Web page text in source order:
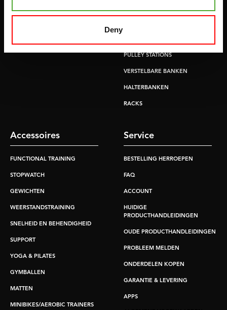
Deny
PULLEY STATIONS
VERSTELBARE BANKEN
HALTERBANKEN
RACKS
Accessoires
FUNCTIONAL TRAINING
STOPWATCH
GEWICHTEN
WEERSTANDSTRAINING
SNELHEID EN BEHENDIGHEID
SUPPORT
YOGA & PILATES
GYMBALLEN
MATTEN
MINIBIKES/AEROBIC TRAINERS
Service
BESTELLING HERROEPEN
FAQ
ACCOUNT
HUIDIGE
PRODUCTHANDLEIDINGEN
OUDE PRODUCTHANDLEIDINGEN
PROBLEEM MELDEN
ONDERDELEN KOPEN
GARANTIE & LEVERING
APPS